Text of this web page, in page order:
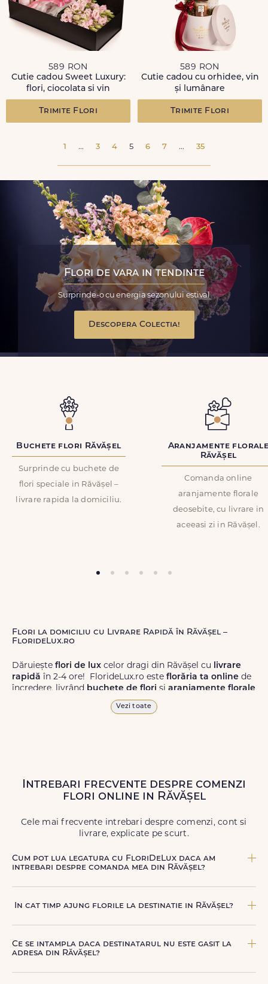
589 RON
Cutie cadou Sweet Luxury:
flori, ciocolata si vin
Trimite Flori
589 RON
Cutie cadou cu orhidee, vin
și lumânare
Trimite Flori
1 ... 3 4 5 6 7 ... 35
Flori de vara in tendinte
Surprinde-o cu energia sezonului estival
Descopera Colectia!
Buchete flori Răvășel
Surprinde cu buchete de
flori speciale in Răvășel –
livrare rapida la domiciliu.
Aranjamente
Răvășel
Comanda online
aranjamente florale
deosebite, cu livrare in
aceeasi zi in Răvășel.
Flori la domiciliu cu Livrare Rapidă în Răvășel –
FlorideLux.ro
Dăruiește flori de lux celor dragi din Răvășel cu livrare
rapidă în 2-4 ore! FlorideLux.ro este florăria ta online de
încredere, livrând buchete de flori și aranjamente florale
de calitate superioară în Răvășel și în toată România.
Livrăm buchete de florichiar și în weekend, pentru ca tu
să poți adresa un gest frumos atunci când ai nevoie.
Vezi toate
Intrebari frecvente despre comenzi
flori online in Răvășel
Cele mai frecvente intrebari despre comenzi, cont si
livrare, explicate pe scurt.
Cum pot lua legatura cu FloriDeLux daca am
intrebari despre comanda mea din Răvășel?
pentru comenzile cu livrare in Răvășel. Ne poti contacta
produse, telefonic la +40 722 394 904, prin chat-ul de pe
In cat timp ajung florile la destinatie in Răvășel?
platii comenzii, in functie de intervalul de livrare aes.
Ce se intampla daca destinatarul nu este gasit la
adresa din Răvășel?